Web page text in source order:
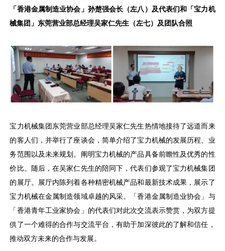
「香港金属制造业协会」孙楚强会长（左八）及代表们和「宝力机
械集团」东莞营业部总经理吴家仁先生（左七）及团队合照
宝力机械集团东莞营业部总经理吴家仁先生热情地接待了远道而来
的客人们，并举行了座谈会，简单介绍了宝力机械的发展历程、业
务范围以及未来规划。阐明宝力机械的产品具备前瞻性及优秀的性
价比。随后，在吴家仁先生的陪同下，代表们参观了宝力机械集团
的展厅。展厅内陈列着各种精密机械产品和最新技术成果，展示了
宝力机械在金属制造领域卓越的风采。「香港金属制造业协会」与
「香港青年工业家协会」的代表们对此次交流表示赞赏，为双方提
供了一个难得的合作与交流平台，有助于加深彼此的了解和信任，
推动双方未来的合作与发展。